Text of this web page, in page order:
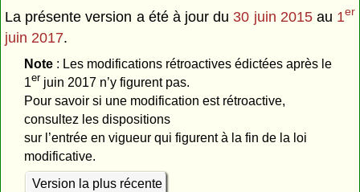
La présente version a été à jour du 30 juin 2015au 1er
juin 2017.
Note: Les modifications rétroactives édictées après le
1er juin 2017 n’y figurent pas.
Pour savoir si une modification est rétroactive,
consultez les dispositions
sur l’entrée en vigueur qui figurent à la fin de la loi
modificative.
Version la plus récente